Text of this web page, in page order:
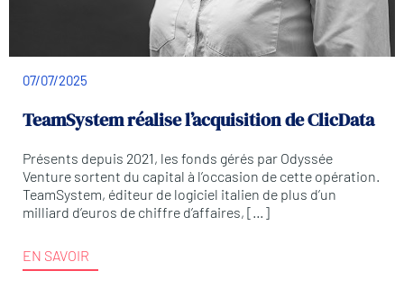
07/07/2025
TeamSystem réalise l’acquisition de ClicData
Présents depuis 2021, les fonds gérés par Odyssée
Venture sortent du capital à l’occasion de cette opération.
TeamSystem, éditeur de logiciel italien de plus d’un
milliard d’euros de chiffre d’affaires, […]
EN SAVOIR